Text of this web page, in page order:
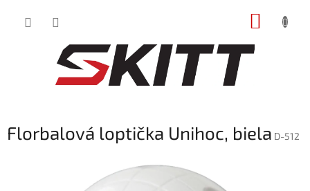
Florbalová loptička Unihoc, biela D-512